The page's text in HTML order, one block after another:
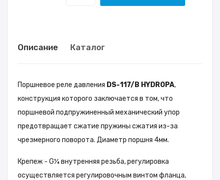
Описание Каталог
Поршневое реле давления DS-117/B HYDROPA,
конструкция которого заключается в том, что
поршневой подпружиненный механический упор
предотвращает сжатие пружины сжатия из-за
чрезмерного поворота. Диаметр поршня 4мм.
Крепеж - G¼ внутренняя резьба, регулировка
осуществляется регулировочным винтом фланца,